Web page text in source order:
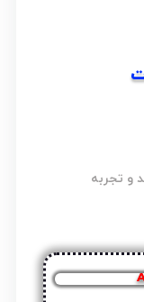
و تجربه